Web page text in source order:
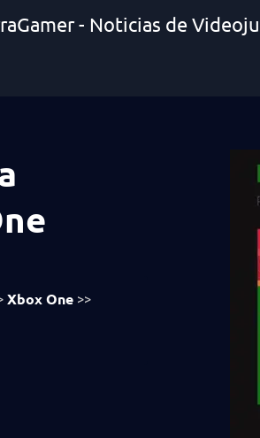
- Noticias de
Xbox One >>